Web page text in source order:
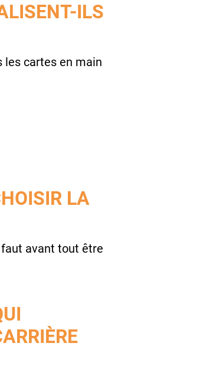
ILS
les cartes en main
LA
avant tout être